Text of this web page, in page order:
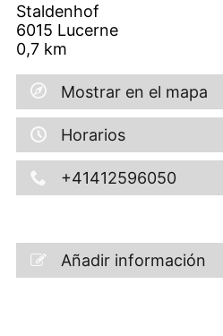
Staldenhof
6015 Lucerne
0,7 km
Mostrar en el mapa
Horarios
+41412596050
Añadir información